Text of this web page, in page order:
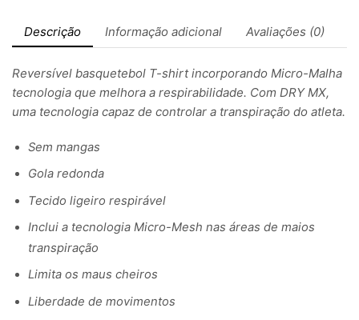
Descrição Informação adicional Avaliações (0)
Reversível basquetebol T-shirt incorporando Micro-Malha
tecnologia que melhora a respirabilidade. Com DRY MX,
uma tecnologia capaz de controlar a transpiração do atleta.
Sem mangas
Gola redonda
Tecido ligeiro respirável
Inclui a tecnologia Micro-Mesh nas áreas de maios
transpiração
Limita os maus cheiros
Liberdade de movimentos